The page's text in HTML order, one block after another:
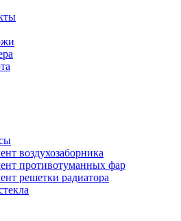
воздухозаборника
противотуманных фар
решетки радиатора